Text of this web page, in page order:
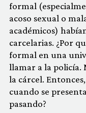
formal
acoso sexual o
académicos)
carcelarias. ¿Por
formal en una
llamar a la policía.
la cárcel.
cuando se
pasando?